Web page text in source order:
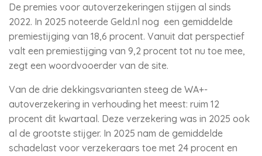
De premies voor autoverzekeringen stijgen al sinds
2022. In 2025 noteerde Geld.nl nog een gemiddelde
premiestijging van 18,6 procent. Vanuit dat perspectief
valt een premiestijging van 9,2 procent tot nu toe mee,
zegt een woordvooerder van de site.
Van de drie dekkingsvarianten steeg de WA+-
autoverzekering in verhouding het meest: ruim 12
procent dit kwartaal. Deze verzekering was in 2025 ook
al de grootste stijger. In 2025 nam de gemiddelde
schadelast voor verzekeraars toe met 24 procent en